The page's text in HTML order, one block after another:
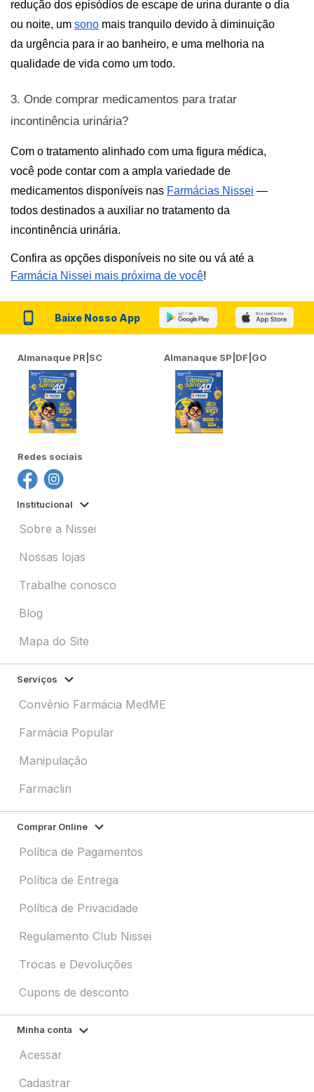
redução dos episódios de escape de urina durante o dia
ou noite, um sono mais tranquilo devido à diminuição
da urgência para ir ao banheiro, e uma melhoria na
qualidade de vida como um todo.
3. Onde comprar medicamentos para tratar
incontinência urinária?
Com o tratamento alinhado com uma figura médica,
você pode contar com a ampla variedade de
medicamentos disponíveis nas Farmácias Nissei —
todos destinados a auxiliar no tratamento da
incontinência urinária.
Confira as opções disponíveis no site ou vá até a
Farmácia Nissei mais próxima de você!
Baixe Nosso App
Almanaque PR|SC Almanaque SP|DF|GO
Redes sociais
Institucional
Sobre a Nissei
Nossas lojas
Trabalhe conosco
Blog
Mapa do Site
Serviços
Convênio Farmácia MedME
Farmácia Popular
Manipulação
Farmaclin
Comprar Online
Política de Pagamentos
Política de Entrega
Política de Privacidade
Regulamento Club Nissei
Trocas e Devoluções
Cupons de desconto
Minha conta
Acessar
Cadastrar